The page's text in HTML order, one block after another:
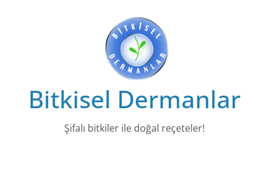
Bitkisel Dermanlar
Şifalı bitkiler ile doğal reçeteler!